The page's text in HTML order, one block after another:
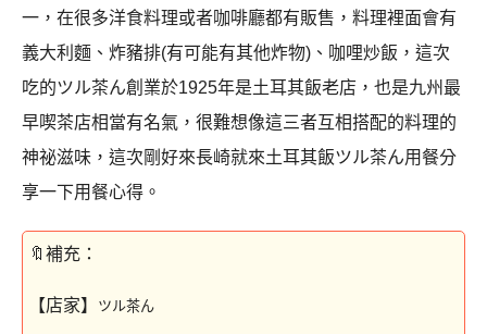
一，在很多洋食料理或者咖啡廳都有販售，料理裡面會有
義大利麵、炸豬排(有可能有其他炸物)、咖哩炒飯，這次
吃的ツル茶ん創業於1925年是土耳其飯老店，也是九州最
早喫茶店相當有名氣，很難想像這三者互相搭配的料理的
神祕滋味，這次剛好來長崎就來土耳其飯ツル茶ん用餐分
享一下用餐心得。
【店家】 ツル茶ん